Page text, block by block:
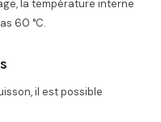
la température interne
60 °C.
il est possible